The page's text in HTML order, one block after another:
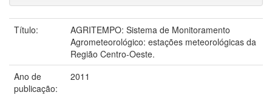
Título:
AGRITEMPO: Sistema de Monitoramento
Agrometeorológico: estações meteorológicas da
Região Centro-Oeste.
Ano de
publicação:
2011